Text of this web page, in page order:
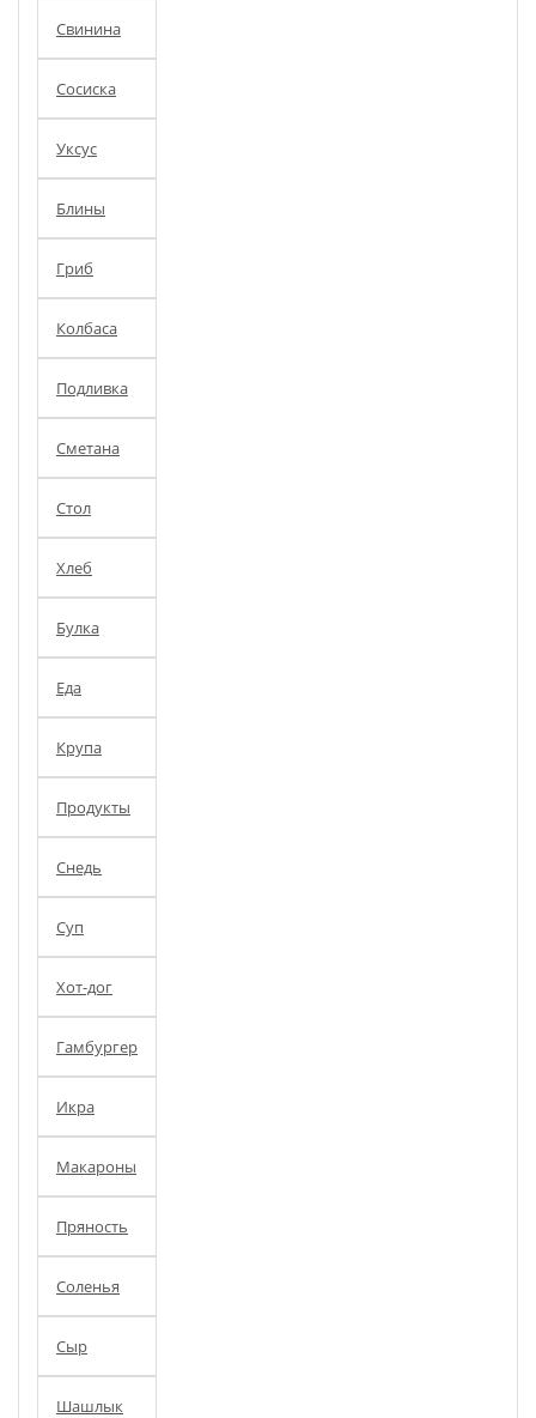
Свинина
Сосиска
Уксус
Блины
Гриб
Колбаса
Подливка
Сметана
Стол
Хлеб
Булка
Еда
Крупа
Продукты
Снедь
Суп
Хот-дог
Гамбургер
Икра
Макароны
Пряность
Соленья
Сыр
Шашлык